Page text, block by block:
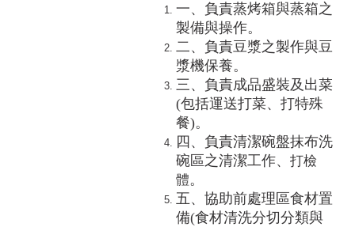
一、負責蒸烤箱與蒸箱之
製備與操作。
二、負責豆漿之製作與豆
漿機保養。
三、負責成品盛裝及出菜
(包括運送打菜、打特殊
餐)。
四、負責清潔碗盤抹布洗
碗區之清潔工作、 打檢
體。
五、協助前處理區食材置
備(食材清洗分切分類與